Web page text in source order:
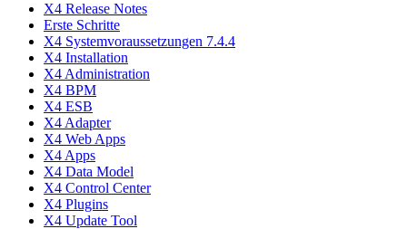
X4 Release Notes
Erste Schritte
X4 Systemvoraussetzungen 7.4.4
X4 Installation
X4 Administration
X4 BPM
X4 ESB
X4 Adapter
X4 Web Apps
X4 Apps
X4 Data Model
X4 Control Center
X4 Plugins
X4 Update Tool